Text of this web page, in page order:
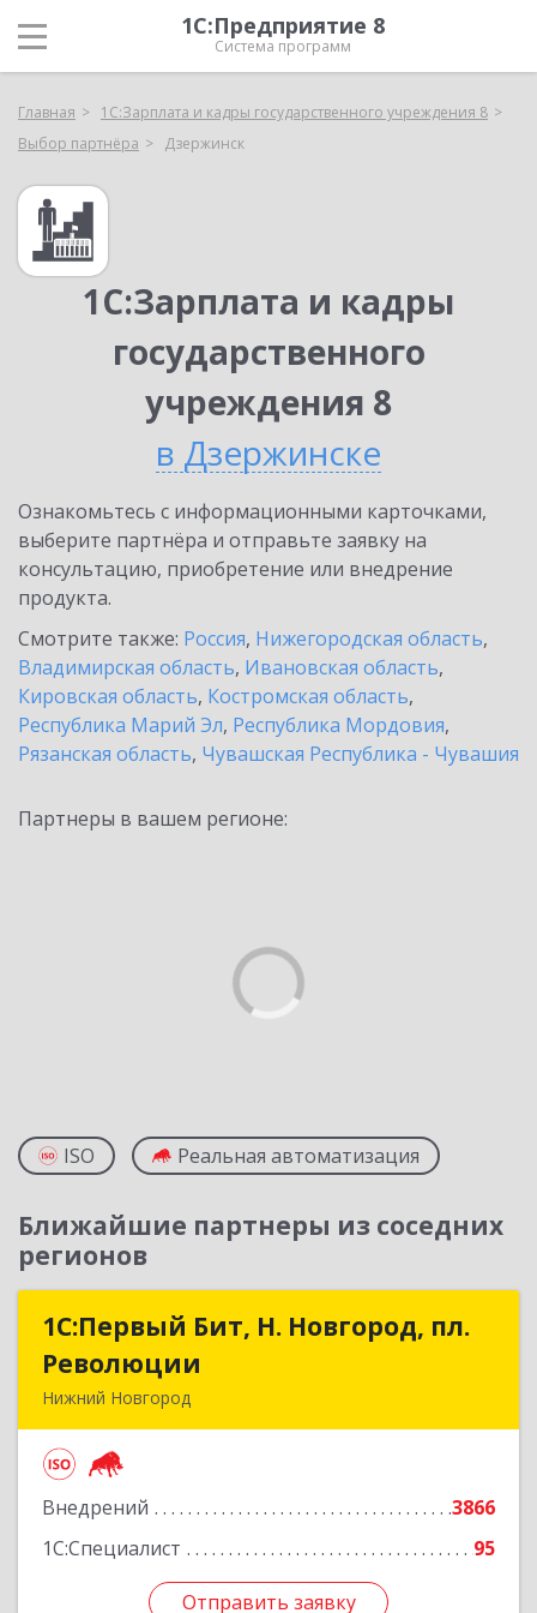
1С:Предприятие 8
Система программ
Главная
1С:Зарплата и кадры государственного учреждения 8
Выбор партнёра
Дзержинск
1С:Зарплата и кадры
государственного
учреждения 8
в Дзержинске
Ознакомьтесь с информационными карточками,
выберите партнёра и отправьте заявку на
консультацию, приобретение или внедрение
продукта.
Смотрите также: Россия, Нижегородская область,
Владимирская область, Ивановская область,
Кировская область, Костромская область,
Республика Марий Эл, Республика Мордовия,
Рязанская область, Чувашская Республика - Чувашия
Партнеры в вашем регионе:
ISO Реальная автоматизация
Ближайшие партнеры из соседних
регионов
1С:Первый Бит, Н. Новгород, пл.
Революции
Нижний Новгород
Внедрений
3866
1С:Специалист
95
Отправить заявку
1С:Первый Бит, Н. Новгород, пл.
г, Литвинова ул, дом № 74, корпус 31, пом.1
Подробнее
Отправить заявку